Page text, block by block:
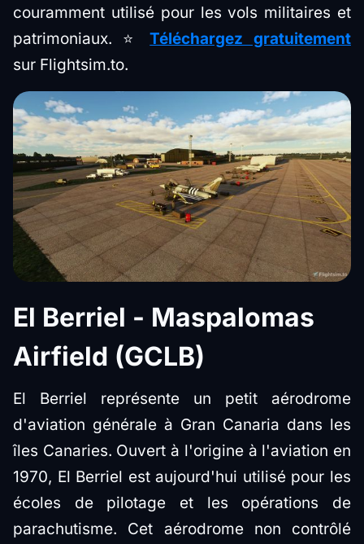
couramment utilisé pour les vols militaires et
patrimoniaux. ⭐Téléchargez gratuitement
sur Flightsim.to.
El Berriel - Maspalomas
Airfield (GCLB)
El Berriel représente un petit aérodrome
d'aviation générale à Gran Canaria dans les
îles Canaries. Ouvert à l'origine à l'aviation en
1970, El Berriel est aujourd'hui utilisé pour les
écoles de pilotage et les opérations de
parachutisme. Cet aérodrome non contrôlé